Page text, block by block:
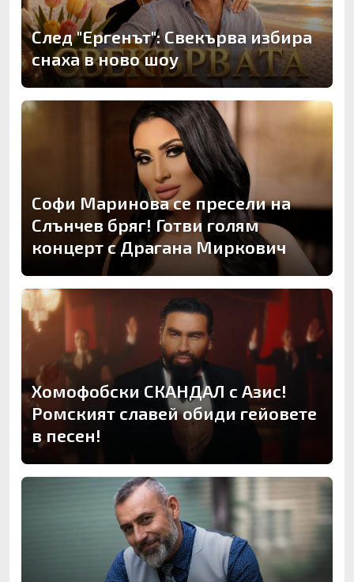
След "Ергенът": Свекърва избира
снаха в ново шоу
Софи Маринова се пресели на
Слънчев бряг! Готви голям
концерт с Драгана Миркович
Хомофобски СКАНДАЛ с Азис!
Ромският славей обиди гейовете
в песен!